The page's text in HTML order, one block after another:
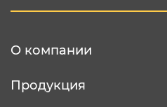
О компании
Продукция